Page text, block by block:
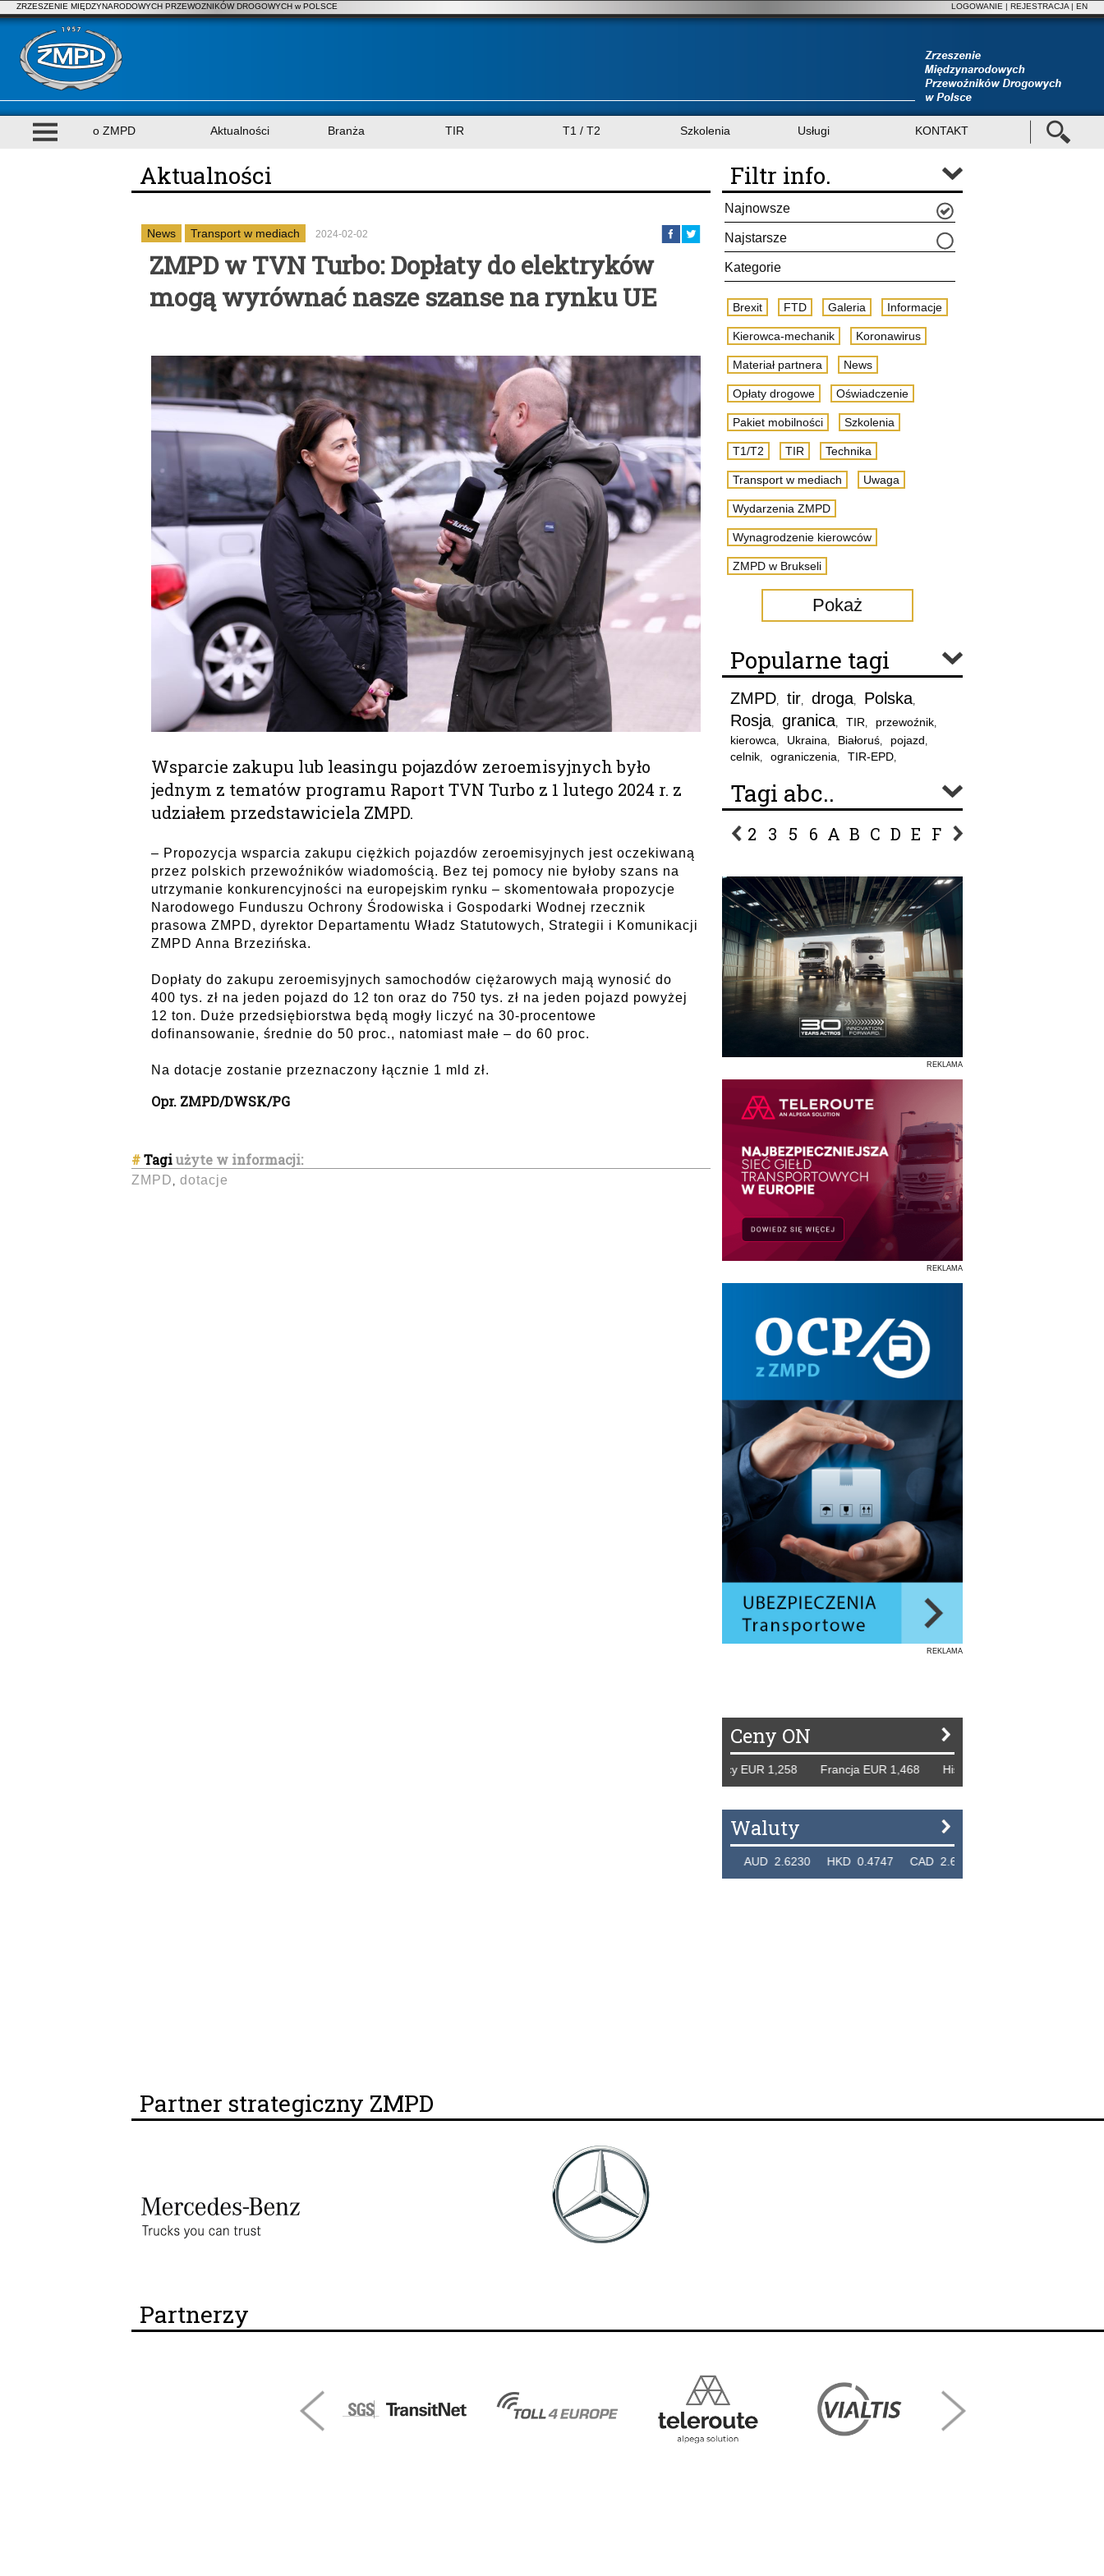
ZRZESZENIE MIĘDZYNARODOWYCH PRZEWOZNIKÓW DROGOWYCH w POLSCE LOGOWANIE | REJESTRACJA | EN
o ZMPD Aktualności Branża TIR T1 / T2 Szkolenia Usługi KONTAKT
Aktualności
News Transport w mediach 2024-02-02
ZMPD w TVN Turbo: Dopłaty do elektryków
mogą wyrównać nasze szanse na rynku UE
Wsparcie zakupu lub leasingu pojazdów zeroemisyjnych było
jednym z tematów programu Raport TVN Turbo z 1 lutego 2024 r. z
udziałem przedstawiciela ZMPD.
– Propozycja wsparcia zakupu ciężkich pojazdów zeroemisyjnych jest oczekiwaną
przez polskich przewoźników wiadomością. Bez tej pomocy nie byłoby szans na
utrzymanie konkurencyjności na europejskim rynku – skomentowała propozycje
Narodowego Funduszu Ochrony Środowiska i Gospodarki Wodnej rzecznik
prasowa ZMPD, dyrektor Departamentu Władz Statutowych, Strategii i Komunikacji
ZMPD Anna Brzezińska.
Dopłaty do zakupu zeroemisyjnych samochodów ciężarowych mają wynosić do
400 tys. zł na jeden pojazd do 12 ton oraz do 750 tys. zł na jeden pojazd powyżej
12 ton. Duże przedsiębiorstwa będą mogły liczyć na 30-procentowe
dofinansowanie, średnie do 50 proc., natomiast małe – do 60 proc.
Na dotacje zostanie przeznaczony łącznie 1 mld zł.
Opr. ZMPD/DWSK/PG
#Tagiużyte w informacji:
ZMPD dotacje
Filtr info.
Najnowsze
Najstarsze
Kategorie
Brexit FTD Galeria Informacje
Kierowca-mechanik Koronawirus
Materiał partnera News
Opłaty drogowe Oświadczenie
Pakiet mobilności Szkolenia
T1/T2 TIR Technika
Transport w mediach Uwaga
Wydarzenia ZMPD
Wynagrodzenie kierowców
ZMPD w Brukseli
Pokaż
Popularne tagi
ZMPD, tir, droga, Polska,
Rosja, granica, TIR, przewoźnik,
kierowca, Ukraina, Białoruś, pojazd,
celnik, ograniczenia, TIR-EPD,
Tagi abc..
2 3 5 6 A B C D E F G
REKLAMA
REKLAMA
REKLAMA
Ceny ON
Tydzień 42/2019 r. Niemcy EUR 1,258 Francja EUR 1,468 Hiszpania EUR 1,229 WB GBP
Waluty
THB 0.1126 USD 3.7236 AUD 2.6230 HKD 0.4747 CAD 2.6581 NZD 2.1889 SGD
Partner strategiczny ZMPD
Partnerzy